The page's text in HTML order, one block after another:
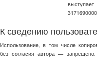
К сведению
Использование, в том числе
без согласия автора —